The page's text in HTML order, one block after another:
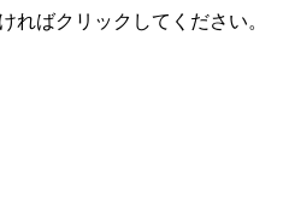
ればクリックしてください。